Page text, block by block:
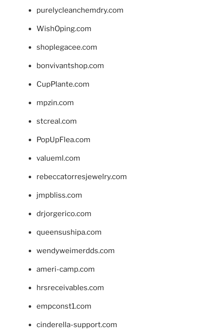
purelycleanchemdry.com
WishOping.com
shoplegacee.com
bonvivantshop.com
CupPlante.com
mpzin.com
stcreal.com
PopUpFlea.com
valueml.com
rebeccatorresjewelry.com
jmpbliss.com
drjorgerico.com
queensushipa.com
wendyweimerdds.com
ameri-camp.com
hrsreceivables.com
empconst1.com
cinderella-support.com